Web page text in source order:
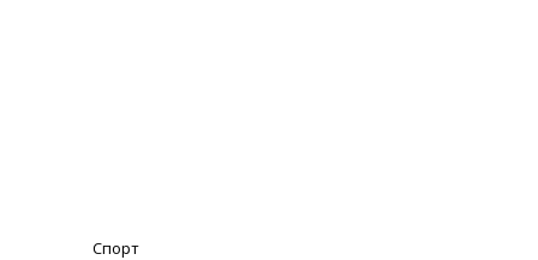
Спорт